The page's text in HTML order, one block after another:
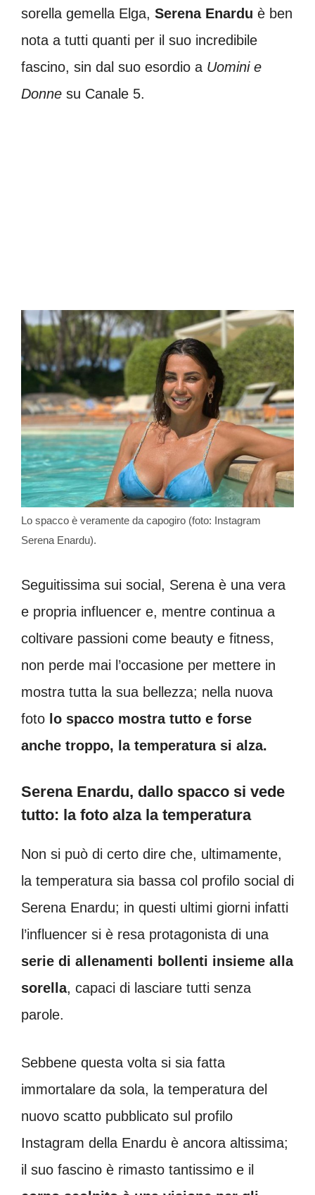
sorella gemella Elga, Serena Enardu è ben
nota a tutti quanti per il suo incredibile
fascino, sin dal suo esordio a Uomini e
Donne su Canale 5.
Lo spacco è veramente da capogiro (foto: Instagram
Serena Enardu).
Seguitissima sui social, Serena è una vera
e propria influencer e, mentre continua a
coltivare passioni come beauty e fitness,
non perde mai l’occasione per mettere in
mostra tutta la sua bellezza; nella nuova
foto lo spacco mostra tutto e forse
anche troppo, la temperatura si alza.
Serena Enardu, dallo spacco si vede
tutto: la foto alza la temperatura
Non si può di certo dire che, ultimamente,
la temperatura sia bassa col profilo social di
Serena Enardu; in questi ultimi giorni infatti
l’influencer si è resa protagonista di una
serie di allenamenti bollenti insieme alla
sorella, capaci di lasciare tutti senza
parole.
Sebbene questa volta si sia fatta
immortalare da sola, la temperatura del
nuovo scatto pubblicato sul profilo
Instagram della Enardu è ancora altissima;
il suo fascino è rimasto tantissimo e il